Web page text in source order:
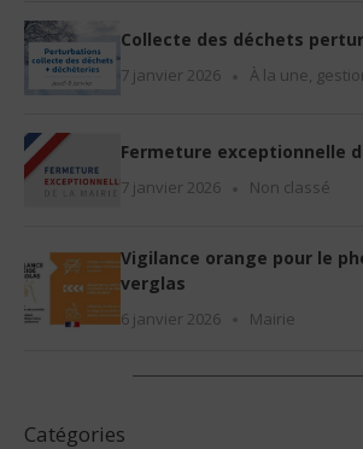
Collecte des déchets
7 janvier 2026 À la une,
Fermeture exceptionnelle
7 janvier 2026 Non classé
Vigilance orange pour le
verglas
6 janvier 2026 Mairie
Catégories